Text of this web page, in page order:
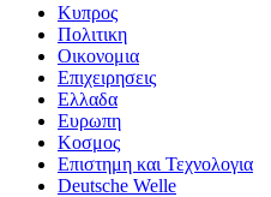
Κυπρος
Πολιτικη
Οικονομια
Επιχειρησεις
Ελλαδα
Ευρωπη
Κοσμος
Επιστημη και Τεχνολογια
Deutsche Welle